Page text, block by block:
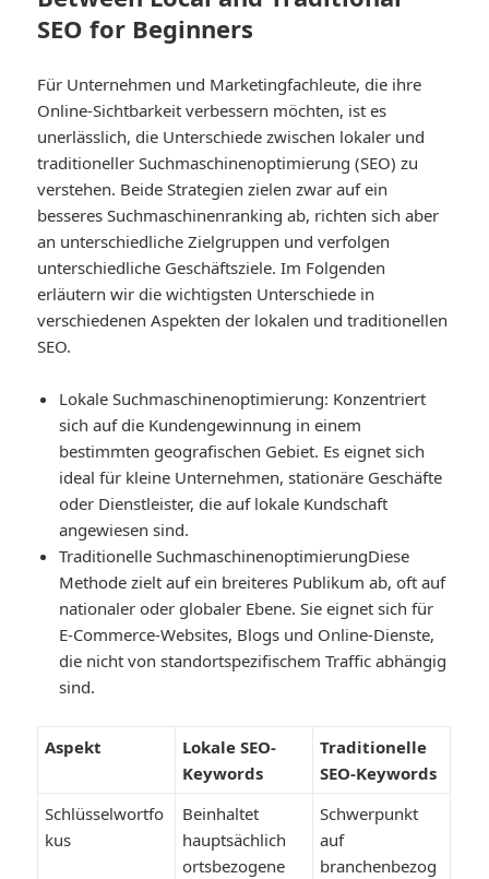
SEO for Beginners
Für Unternehmen und Marketingfachleute, die ihre
Online-Sichtbarkeit verbessern möchten, ist es
unerlässlich, die Unterschiede zwischen lokaler und
traditioneller Suchmaschinenoptimierung (SEO) zu
verstehen. Beide Strategien zielen zwar auf ein
besseres Suchmaschinenranking ab, richten sich aber
an unterschiedliche Zielgruppen und verfolgen
unterschiedliche Geschäftsziele. Im Folgenden
erläutern wir die wichtigsten Unterschiede in
verschiedenen Aspekten der lokalen und traditionellen
SEO.
Lokale Suchmaschinenoptimierung: Konzentriert
sich auf die Kundengewinnung in einem
bestimmten geografischen Gebiet. Es eignet sich
ideal für kleine Unternehmen, stationäre Geschäfte
oder Dienstleister, die auf lokale Kundschaft
angewiesen sind.
Traditionelle SuchmaschinenoptimierungDiese
Methode zielt auf ein breiteres Publikum ab, oft auf
nationaler oder globaler Ebene. Sie eignet sich für
E-Commerce-Websites, Blogs und Online-Dienste,
die nicht von standortspezifischem Traffic abhängig
sind.
Aspekt
Lokale SEO-
Keywords
Traditionelle
SEO-Keywords
Schlüsselwortfo
kus
Beinhaltet
hauptsächlich
ortsbezogene
Schwerpunkt
auf
branchenbezog